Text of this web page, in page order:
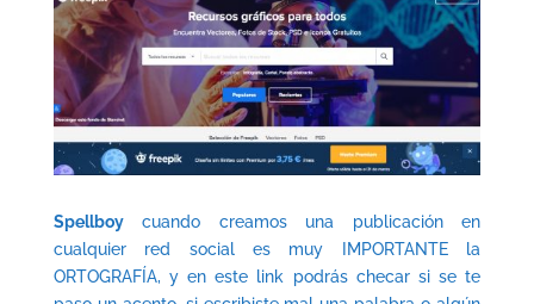
Spellboycuando creamos una publicación en
cualquier red social es muy IMPORTANTE la
ORTOGRAFÍA, y en este link podrás checar si se te